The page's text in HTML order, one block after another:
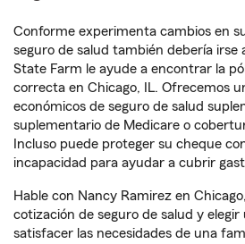
Conforme experimenta cambios en
seguro de salud también debería irse
State Farm le ayude a encontrar la
correcta en Chicago, IL. Ofrecemos
económicos de seguro de salud
suplementario de Medicare o
Incluso puede proteger su cheque
incapacidad para ayudar a cubrir
Hable con Nancy Ramirez en
cotización de seguro de salud y
satisfacer las necesidades de una